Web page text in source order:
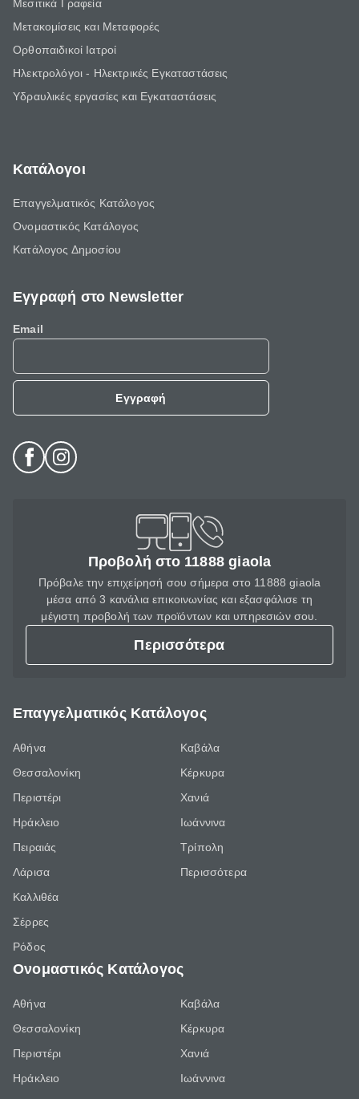
Μεσιτικά Γραφεία
Μετακομίσεις και Μεταφορές
Ορθοπαιδικοί Ιατροί
Ηλεκτρολόγοι - Ηλεκτρικές Εγκαταστάσεις
Υδραυλικές εργασίες και Εγκαταστάσεις
Κατάλογοι
Επαγγελματικός Κατάλογος
Ονομαστικός Κατάλογος
Κατάλογος Δημοσίου
Εγγραφή στο Newsletter
Email
Εγγραφή
Προβολή στο 11888 giaola
Πρόβαλε την επιχείρησή σου σήμερα στο 11888 giaola
μέσα από 3 κανάλια επικοινωνίας και εξασφάλισε τη
μέγιστη προβολή των προϊόντων και υπηρεσιών σου.
Περισσότερα
Επαγγελματικός Κατάλογος
Αθήνα
Θεσσαλονίκη
Περιστέρι
Ηράκλειο
Πειραιάς
Λάρισα
Καλλιθέα
Σέρρες
Ρόδος
Καβάλα
Κέρκυρα
Χανιά
Ιωάννινα
Τρίπολη
Περισσότερα
Ονομαστικός Κατάλογος
Αθήνα
Θεσσαλονίκη
Περιστέρι
Ηράκλειο
Καβάλα
Κέρκυρα
Χανιά
Ιωάννινα